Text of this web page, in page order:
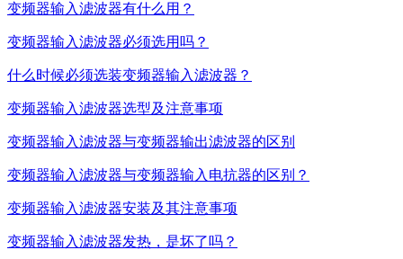
变频器输入滤波器有什么用？
变频器输入滤波器必须选用吗？
什么时候必须选装变频器输入滤波器？
变频器输入滤波器选型及注意事项
变频器输入滤波器与变频器输出滤波器的区别
变频器输入滤波器与变频器输入电抗器的区别？
变频器输入滤波器安装及其注意事项
变频器输入滤波器发热，是坏了吗？